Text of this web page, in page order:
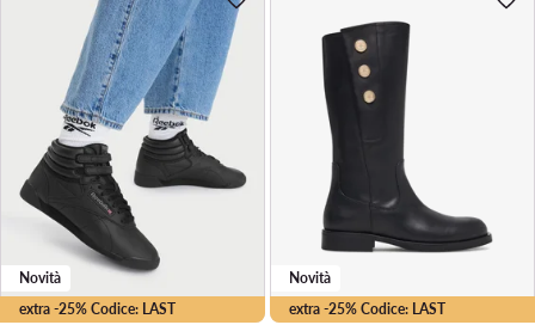
extra -25% Codice: LAST
Novità
extra -25% Codice: LAST
Novità